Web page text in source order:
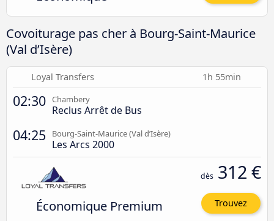
Covoiturage pas cher à Bourg-Saint-Maurice
(Val d’Isère)
Loyal Transfers 1h 55min
02:30 Chambery
Reclus Arrêt de Bus
04:25 Bourg-Saint-Maurice (Val d’Isère)
Les Arcs 2000
Économique Premium
dès 312 €
Trouvez